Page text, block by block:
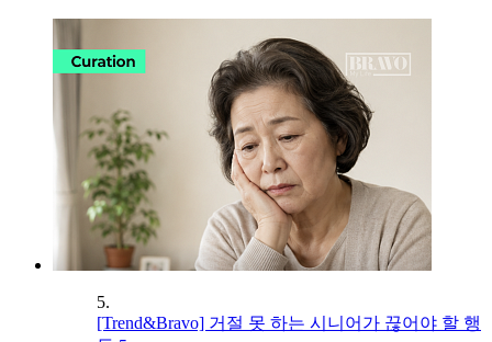
5.
[Trend&Bravo] 거절 못 하는 시니어가 끊어야 할 행